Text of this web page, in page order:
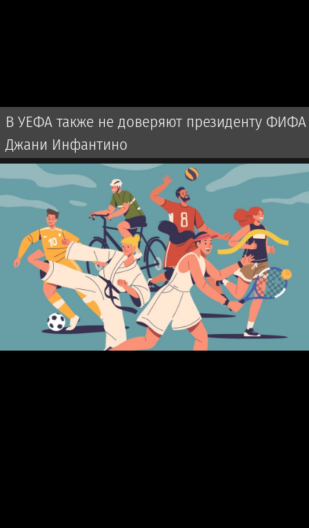
В УЕФА также не доверяют президенту ФИФА
Джани Инфантино